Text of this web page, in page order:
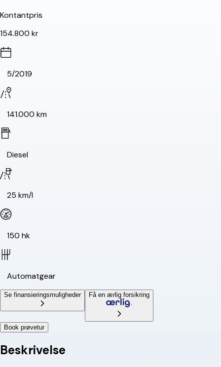
Kontantpris
154.800 kr
5/2019
141.000 km
Diesel
25 km/l
150 hk
Automatgear
Se finansieringsmuligheder Få en ærlig forsikring
Book prøvetur
Beskrivelse